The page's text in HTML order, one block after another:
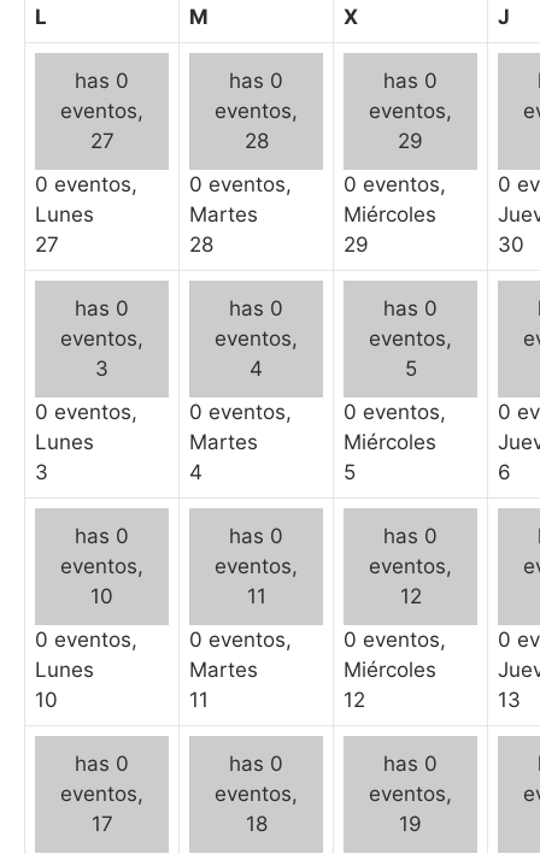
L M X J
has 0
eventos,
27
0 eventos,
Lunes
27
has 0
eventos,
28
0 eventos,
Martes
28
has 0
eventos,
29
0 eventos,
Miércoles
29
0
30
has 0
eventos,
3
0 eventos,
Lunes
3
has 0
eventos,
4
0 eventos,
Martes
4
has 0
eventos,
5
0 eventos,
Miércoles
5
0
6
has 0
eventos,
10
0 eventos,
Lunes
10
has 0
eventos,
11
0 eventos,
Martes
11
has 0
eventos,
12
0 eventos,
Miércoles
12
0
13
has 0
eventos,
17
has 0
eventos,
18
has 0
eventos,
19